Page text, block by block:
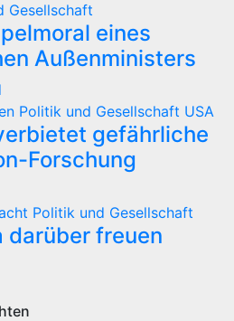
Gesellschaft
eines
Außenministers
Politik und Gesellschaft USA
gefährliche
Forschung
Politik und Gesellschaft
darüber freuen